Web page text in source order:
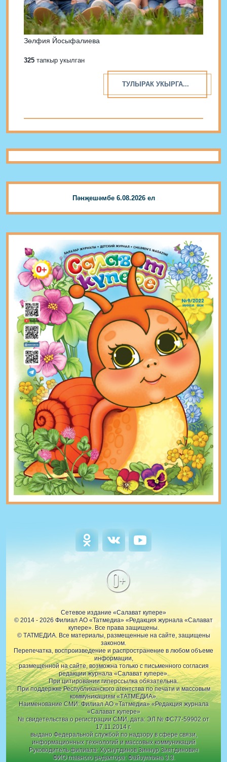
Зөлфия Йосыфалиева
325 тапкыр укылган
ТУЛЫРАК УКЫРГА...
Пәнҗешәмбе 6.08.2026 ел
0+
Сетевое издание «Салават купере»
© 2014 - 2026 Филиал АО «Татмедиа» «Редакция журнала «Салават
купере». Все права защищены.
© ТАТМЕДИА. Все материалы, размещенные на сайте, защищены
законом.
Перепечатка, воспроизведение и распространение в любом объеме
информации,
размещенной на сайте, возможна только с письменного согласия
редакции журнала «Салават купере».
При цитировании гиперссылка обязательна.
При поддержке Республиканского агентства по печати и массовым
коммуникациям «ТАТМЕДИА».
Наименование СМИ: Филиал АО «Татмедиа» «Редакция журнала
«Салават купере»
№ свидетельства о регистрации СМИ, дата: ЭЛ № ФС77-59902 от
17.11.2014 г.
выдано Федеральной службой по надзору в сфере связи,
информационных технологий и массовых коммуникаций
Руководитель филиала: Хуснутдинов Зиннур Зиятдинович
ФИО главного редактора: Файзуллина З.З.